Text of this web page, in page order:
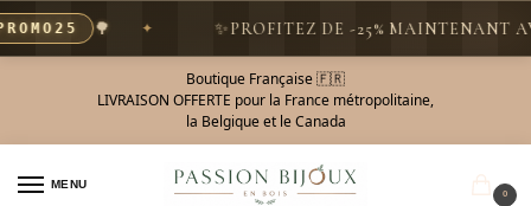
🌳 PROFITEZ DE -25% MAINTENANT
Boutique Française 🇫🇷
LIVRAISON OFFERTE pour la France métropolitaine,
la Belgique et le Canada
MENU
0